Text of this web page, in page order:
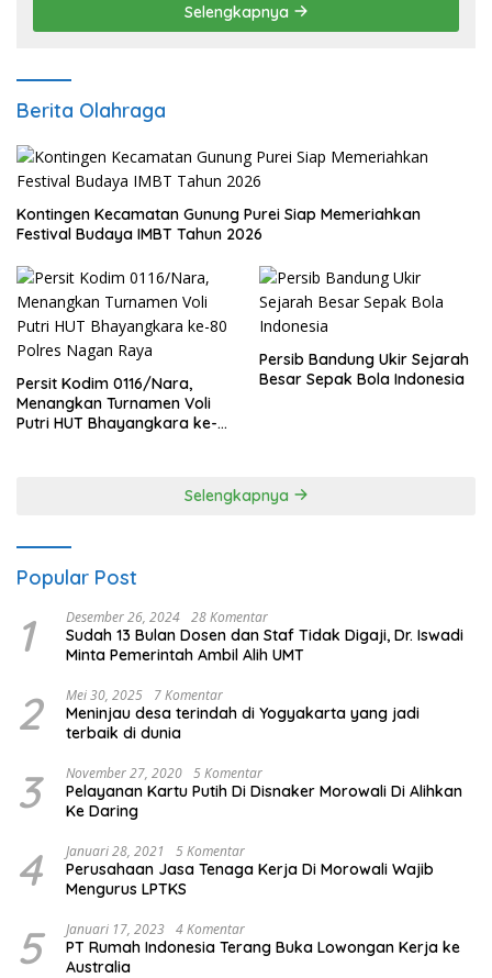
Selengkapnya
Berita Olahraga
Kontingen Kecamatan Gunung Purei Siap Memeriahkan
Festival Budaya IMBT Tahun 2026
Persit Kodim 0116/Nara,
Menangkan Turnamen Voli
Putri HUT Bhayangkara ke-
Persib Bandung Ukir Sejarah
Besar Sepak Bola Indonesia
Selengkapnya
Popular Post
1 Desember 26, 2024 28 Komentar
Sudah 13 Bulan Dosen dan Staf Tidak Digaji, Dr. Iswadi
Minta Pemerintah Ambil Alih UMT
2 Mei 30, 2025 7 Komentar
Meninjau desa terindah di Yogyakarta yang jadi
terbaik di dunia
3 November 27, 2020 5 Komentar
Pelayanan Kartu Putih Di Disnaker Morowali Di Alihkan
Ke Daring
4 Januari 28, 2021 5 Komentar
Perusahaan Jasa Tenaga Kerja Di Morowali Wajib
Mengurus LPTKS
5 Januari 17, 2023 4 Komentar
PT Rumah Indonesia Terang Buka Lowongan Kerja ke
Australia